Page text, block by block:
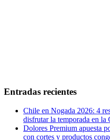
Entradas recientes
Chile en Nogada 2026: 4
disfrutar la temporada en
Dolores Premium apuesta
con cortes y productos